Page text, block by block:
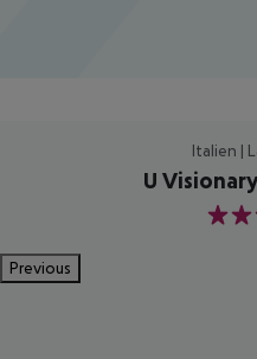
Italien |
U
5
Previous